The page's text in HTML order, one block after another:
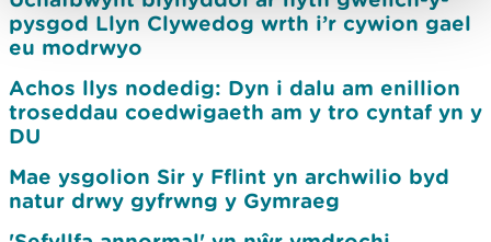
pysgod Llyn Clywedog wrth i’r cywion gael
eu modrwyo
Achos llys nodedig: Dyn i dalu am enillion
troseddau coedwigaeth am y tro cyntaf yn y
DU
Mae ysgolion Sir y Fflint yn archwilio byd
natur drwy gyfrwng y Gymraeg